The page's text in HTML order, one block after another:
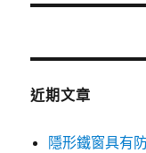
文
近期文章
隱形鐵窗具有